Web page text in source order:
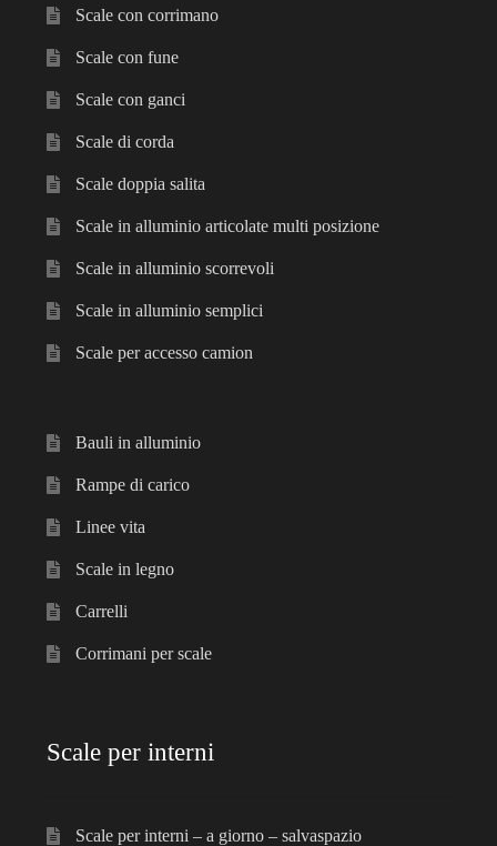
Scale con corrimano
Scale con fune
Scale con ganci
Scale di corda
Scale doppia salita
Scale in alluminio articolate multi posizione
Scale in alluminio scorrevoli
Scale in alluminio semplici
Scale per accesso camion
Bauli in alluminio
Rampe di carico
Linee vita
Scale in legno
Carrelli
Corrimani per scale
Scale per interni
Scale per interni – a giorno – salvaspazio